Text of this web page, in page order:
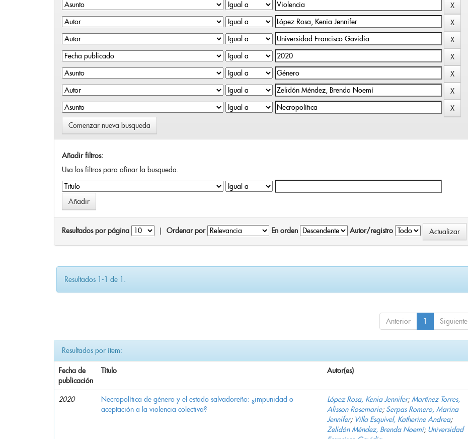
Comenzar nueva busqueda
Añadir filtros:
Usa los filtros para afinar la busqueda.
Resultados por página Ordenar por En orden Autor/registro
Resultados 1-1 de 1.
Anterior 1 Siguiente
Resultados por ítem:
Fecha de
publicación
Título Autor(es)
2020
Necropolítica de género y el estado salvadoreño: ¿impunidad o
aceptación a la violencia colectiva?
López Rosa, Kenia Jennifer;Martínez Torres,
Alisson Rosemarie; Serpas Romero, Marina
Jennifer; Villa Esquivel, Katherine Andrea;
Zelidón Méndez, Brenda Noemí; Universidad